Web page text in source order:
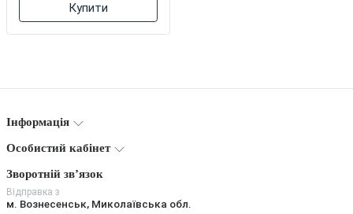
Купити
Інформація
Особистий кабінет
Зворотній зв’язок
Відправка з
м. Вознесенськ, Миколаївська обл.